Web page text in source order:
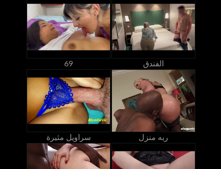
69 الفندق
سراويل مثيرة ربه منزل